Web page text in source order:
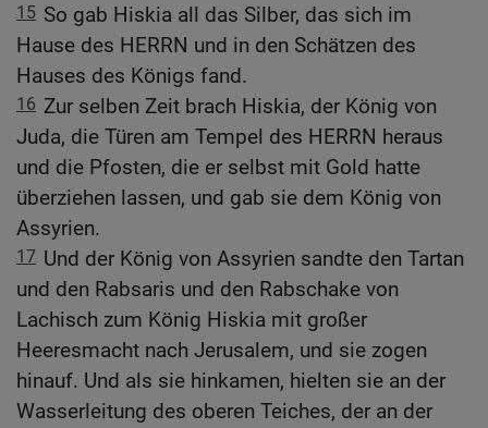
15 So gab Hiskia all das Silber, das sich im
Hause des HERRN und in den Schätzen des
Hauses des Königs fand.
16 Zur selben Zeit brach Hiskia, der König von
Juda, die Türen am Tempel des HERRN heraus
und die Pfosten, die er selbst mit Gold hatte
überziehen lassen, und gab sie dem König von
Assyrien.
17 Und der König von Assyrien sandte den Tartan
und den Rabsaris und den Rabschake von
Lachisch zum König Hiskia mit großer
Heeresmacht nach Jerusalem, und sie zogen
hinauf. Und als sie hinkamen, hielten sie an der
Wasserleitung des oberen Teiches, der an der